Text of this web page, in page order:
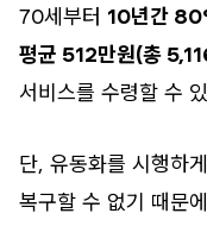
70세부터 10년간
평균 512만원(총
서비스를 수령할 수
단, 유동화를 시행하
복구할 수 없기 때문